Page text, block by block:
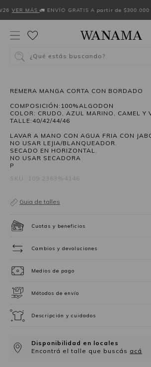
VER MÁS 🚛 ENVÍO GRATIS A partir de $300.000
¿Qué estás buscando?
REMERA MANGA CORTA CON BORDADO
COMPOSICIÓN:100%ALGODON
COLOR: CRUDO, AZUL MARINO, CAMEL Y
TALLE:40/42/44/46
LAVAR A MANO CON AGUA FRIA CON
NO USAR LEJIA/BLANQUEADOR.
SECADO EN HORIZONTAL.
NO USAR SECADORA
P
SKU: 109.2363%4146
Guia de talles
Cuotas y beneficios
Cambios y devoluciones
Medios de pago
Métodos de envío
Descripción y cuidados
Disponibilidad en locales
Encontrá el talle que buscás acá